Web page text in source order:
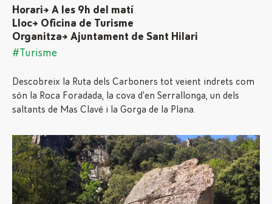
Horari→ A les 9h del matí
Lloc→ Oficina de Turisme
Organitza→ Ajuntament de Sant Hilari
#Turisme
Descobreix la Ruta dels Carboners tot veient indrets com
són la Roca Foradada, la cova d’en Serrallonga, un dels
saltants de Mas Clavé i la Gorga de la Plana.